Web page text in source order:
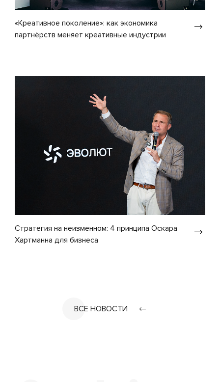
«Креативное поколение»: как экономика
партнёрств меняет креативные индустрии
Стратегия на неизменном: 4 принципа Оскара
Хартманна для бизнеса
ВСЕ НОВОСТИ